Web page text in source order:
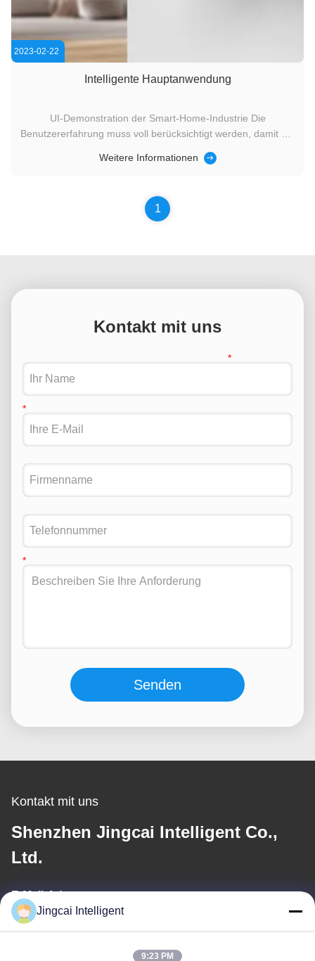
2023-02-22
Intelligente Hauptanwendung
UI-Demonstration der Smart-Home-Industrie Die
Benutzererfahrung muss voll berücksichtigt werden, damit die
Sie sehen, das ist, was Sie bekommen. DieovErall-
von t zu erhöhenEr ist ...
Weitere Informationen
1
Kontakt mit uns
Senden
Kontakt mit uns
Shenzhen Jingcai Intelligent Co.,
Ltd.
E-Mail-Adresse
Jingcai Intelligent
9:23 PM